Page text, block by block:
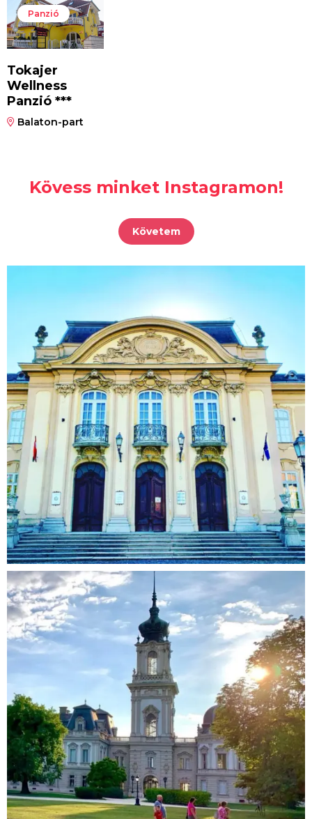
Panzió
Tokajer
Wellness
Panzió ***
Balaton-part
Kövess minket Instagramon!
Követem